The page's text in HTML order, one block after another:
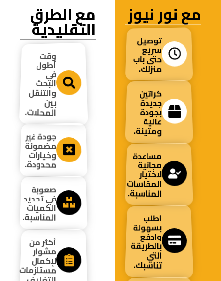
مع نور نيوز
توصيل
سريع
حتى باب
منزلك.
كراتين
جديدة
بجودة
عالية
ومتينة.
مساعدة
مجانية
لاختيار
المقاسات
المناسبة.
اطلب
بسهولة
وادفع
بالطريقة
التي
تناسبك.
مع الطرق
التقليدية
وقت
أطول
في
البحث
والتنقل
بين
المحلات.
جودة غير
مضمونة
وخيارات
محدودة.
صعوبة
في تحديد
الكميات
المناسبة.
أكثر من
مشوار
لإكمال
مستلزمات